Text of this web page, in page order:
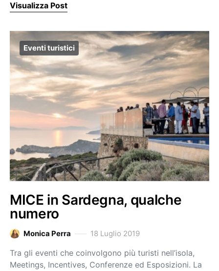
Visualizza Post
Eventi turistici
MICE in Sardegna, qualche
numero
Monica Perra 18 Luglio 2019
Tra gli eventi che coinvolgono più turisti nell’isola,
Meetings, Incentives, Conferenze ed Esposizioni. La